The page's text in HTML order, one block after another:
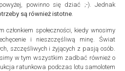
powinno się dziać ;-). Jednak
są również istotne.
członkiem społeczności, kiedy wnosimy
i nieszczęśliwą minę. Świat
szczęśliwych i żyjących z pasją osób.
w tym wszystkim zadbać również o
ratunkowa podczas lotu samolotem